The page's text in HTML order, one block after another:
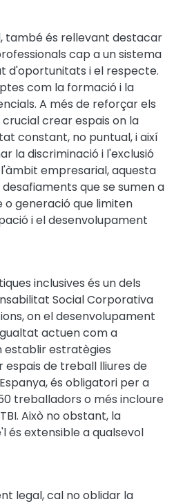
també és rellevant destacar
cap a un sistema
d'oportunitats i el respecte.
com la formació i la
A més de reforçar els
crear espais on la
constant, no puntual, i així
la discriminació i l'exclusió
empresarial, aquesta
que se sumen a
o generació que limiten
i el desenvolupament
inclusives és un dels
Social Corporativa
on el desenvolupament
actuen com a
establir estratègies
de treball lliures de
és obligatori per a
treballadors o més incloure
Això no obstant, la
és extensible a qualsevol
legal, cal no oblidar la